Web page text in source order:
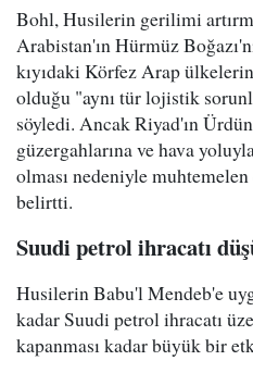
Bohl, Husilerin gerilimi
Arabistan'ın Hürmüz
kıyıdaki Körfez Arap
olduğu "aynı tür lojistik
söyledi. Ancak Riyad'ın
güzergahlarına ve hava
olması nedeniyle muhtemelen
belirtti.
Suudi petrol ihracatı
Husilerin Babu'l Mendeb'e
kadar Suudi petrol ihracatı
kapanması kadar büyük bir